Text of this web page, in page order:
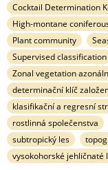
Cocktail Determination
High-montane
Plant community
Supervised classification
Zonal vegetation
determinační klíč
klasifikační a regresní
rostlinná společenstva
subtropický les
vysokohorské jehličnaté